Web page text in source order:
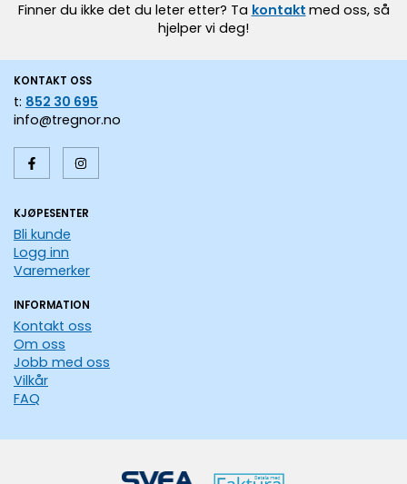
Finner du ikke det du leter etter? Ta kontakt med oss, så
hjelper vi deg!
KONTAKT OSS
t: 852 30 695
info@tregnor.no
KJØPESENTER
Bli kunde
Logg inn
Varemerker
INFORMATION
Kontakt oss
Om oss
Jobb med oss
Vilkår
FAQ